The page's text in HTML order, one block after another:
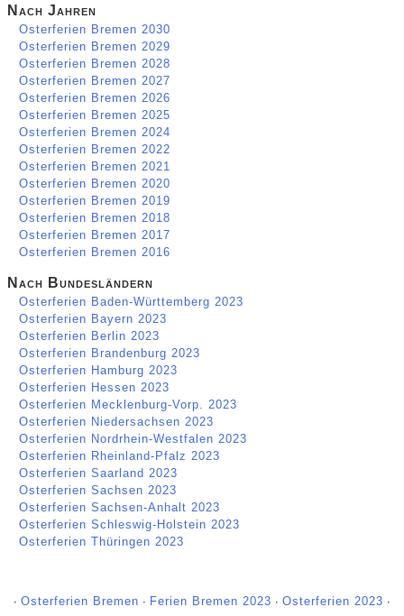
Nach Jahren
Osterferien Bremen 2030
Osterferien Bremen 2029
Osterferien Bremen 2028
Osterferien Bremen 2027
Osterferien Bremen 2026
Osterferien Bremen 2025
Osterferien Bremen 2024
Osterferien Bremen 2022
Osterferien Bremen 2021
Osterferien Bremen 2020
Osterferien Bremen 2019
Osterferien Bremen 2018
Osterferien Bremen 2017
Osterferien Bremen 2016
Nach Bundesländern
Osterferien Baden-Württemberg 2023
Osterferien Bayern 2023
Osterferien Berlin 2023
Osterferien Brandenburg 2023
Osterferien Hamburg 2023
Osterferien Hessen 2023
Osterferien Mecklenburg-Vorp. 2023
Osterferien Niedersachsen 2023
Osterferien Nordrhein-Westfalen 2023
Osterferien Rheinland-Pfalz 2023
Osterferien Saarland 2023
Osterferien Sachsen 2023
Osterferien Sachsen-Anhalt 2023
Osterferien Schleswig-Holstein 2023
Osterferien Thüringen 2023
∙ Osterferien Bremen ∙ Ferien Bremen 2023 ∙ Osterferien 2023 ∙